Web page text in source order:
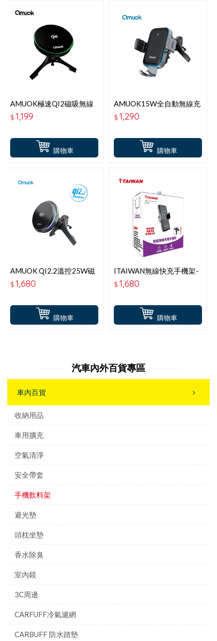
購物車
AMUOK極速QI2磁吸無線
充支架
$1,199
購物車
AMUOK15W全自動無線充
支架
$1,290
購物車
AMUOK QI2.2溫控25W磁
吸無線車充
$1,680
購物車
ITAIWAN無線快充手機架-
鋁合金版 C16-1
$1,680
汽車內外百貨專區
車內百貨
收納用品
車用擴充
空氣清淨
安全帶套
手機飲料架
避光墊
頭枕坐墊
香水除臭
室內鏡
3C周邊
CARFUFF冷氣濾網
CARBUFF 防水踏墊